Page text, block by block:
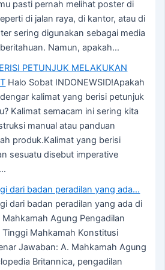
pasti pernah melihat poster di
di jalan raya, di kantor, atau di
sering digunakan sebagai media
Namun, apakah…
PETUNJUK MELAKUKAN
Halo Sobat INDONEWSID!Apakah
kalimat yang berisi petunjuk
Kalimat semacam ini sering kita
manual atau panduan
produk.Kalimat yang berisi
sesuatu disebut imperative
dari badan peradilan yang ada…
dari badan peradilan yang ada di
Agung Pengadilan
Tinggi Mahkamah Konstitusi
Jawaban: A. Mahkamah Agung
Britannica, pengadilan